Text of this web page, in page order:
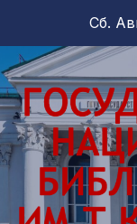
содержимому
Сб.